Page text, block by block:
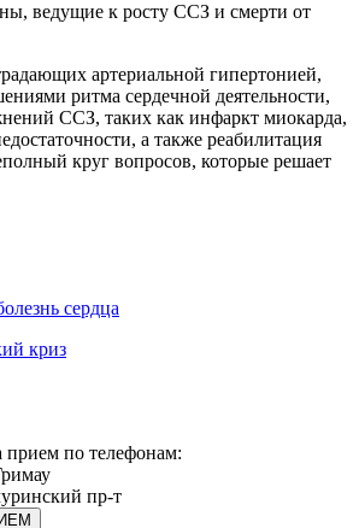
ведущие к росту ССЗ и смерти от
артериальной гипертонией,
ритма сердечной деятельности,
ССЗ, таких как инфаркт миокарда,
а также реабилитация
круг вопросов, которые решает
сердца
криз
прием по телефонам:
пр-т